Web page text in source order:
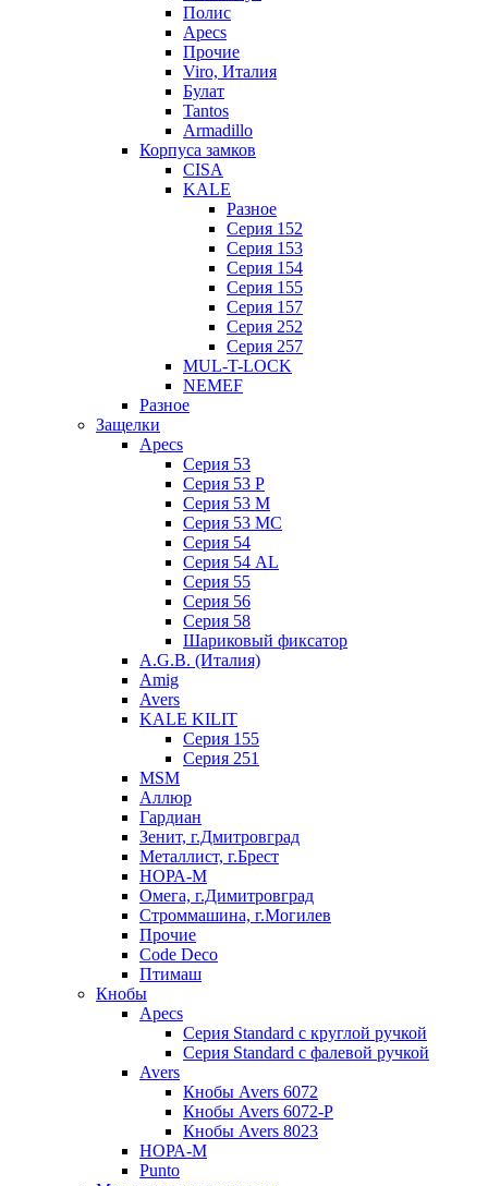
Полис
Apecs
Прочие
Viro, Италия
Булат
Tantos
Armadillo
Корпуса замков
CISA
KALE
Разное
Серия 152
Серия 153
Серия 154
Серия 155
Серия 157
Серия 252
Серия 257
MUL-T-LOCK
NEMEF
Разное
Защелки
Apecs
Серия 53
Серия 53 P
Серия 53 М
Серия 53 МC
Серия 54
Серия 54 AL
Серия 55
Серия 56
Серия 58
Шариковый фиксатор
A.G.B. (Италия)
Amig
Avers
KALE KILIT
Серия 155
Серия 251
MSM
Аллюр
Гардиан
Зенит, г.Дмитровград
Металлист, г.Брест
НОРА-М
Омега, г.Димитровград
Строммашина, г.Могилев
Прочие
Code Deco
Птимаш
Кнобы
Apecs
Серия Standard с круглой ручкой
Серия Standard с фалевой ручкой
Avers
Кнобы Avers 6072
Кнобы Avers 6072-P
Кнобы Avers 8023
НОРА-М
Punto